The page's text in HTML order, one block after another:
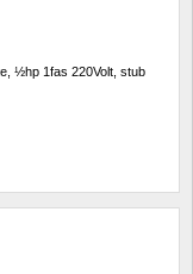
½hp 1fas 220Volt, stub